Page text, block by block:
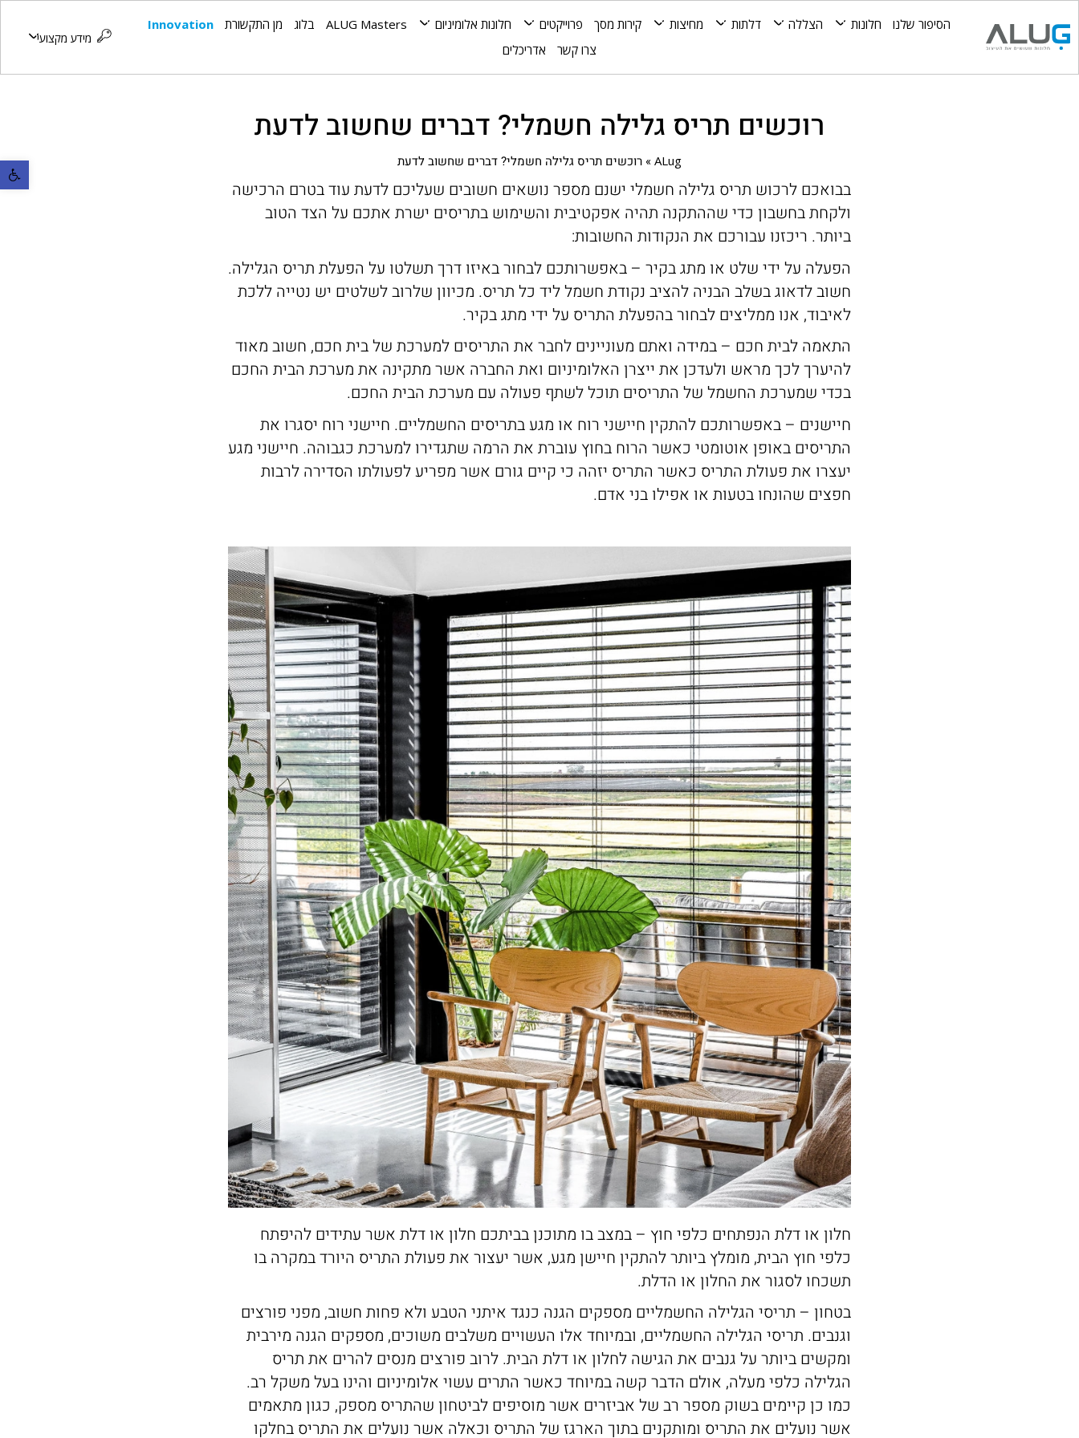
פתח
הסיפור שלנו חלונות הצללה דלתות מחיצות קירות מסך פרוייקטים חלונות אלומיניום ALUG Masters בלוג מן התקשורת
Innovation
צרו קשר
אדריכלים
מידע מקצועי
רוכשים תריס גלילה חשמלי? דברים שחשוב לדעת
ALug
» רוכשים תריס גלילה חשמלי? דברים שחשוב לדעת
בבואכם לרכוש תריס גלילה חשמלי ישנם מספר נושאים חשובים שעליכם לדעת עוד בטרם הרכישה
ולקחת בחשבון כדי שההתקנה תהיה אפקטיבית והשימוש בתריסים ישרת אתכם על הצד הטוב
ביותר. ריכזנו עבורכם את הנקודות החשובות:
הפעלה על ידי שלט או מתג בקיר – באפשרותכם לבחור באיזו דרך תשלטו על הפעלת תריס הגלילה.
חשוב לדאוג בשלב הבניה להציב נקודת חשמל ליד כל תריס. מכיוון שלרוב לשלטים יש נטייה ללכת
לאיבוד, אנו ממליצים לבחור בהפעלת התריס על ידי מתג בקיר.
התאמה לבית חכם – במידה ואתם מעוניינים לחבר את התריסים למערכת של בית חכם, חשוב מאוד
להיערך לכך מראש ולעדכן את ייצרן האלומיניום ואת החברה אשר מתקינה את מערכת הבית החכם
בכדי שמערכת החשמל של התריסים תוכל לשתף פעולה עם מערכת הבית החכם.
חיישנים – באפשרותכם להתקין חיישני רוח או מגע בתריסים החשמליים. חיישני רוח יסגרו את
התריסים באופן אוטומטי כאשר הרוח בחוץ עוברת את הרמה שתגדירו למערכת כגבוהה. חיישני מגע
יעצרו את פעולת התריס כאשר התריס יזהה כי קיים גורם אשר מפריע לפעולתו הסדירה לרבות
חפצים שהונחו בטעות או אפילו בני אדם.
חלון או דלת הנפתחים כלפי חוץ – במצב בו מתוכנן בביתכם חלון או דלת אשר עתידים להיפתח
כלפי חוץ הבית, מומלץ ביותר להתקין חיישן מגע, אשר יעצור את פעולת התריס היורד במקרה בו
תשכחו לסגור את החלון או הדלת.
בטחון – תריסי הגלילה החשמליים מספקים הגנה כנגד איתני הטבע ולא פחות חשוב, מפני פורצים
וגנבים. תריסי הגלילה החשמליים, ובמיוחד אלו העשויים משלבים משוכים, מספקים הגנה מירבית
ומקשים ביותר על גנבים את הגישה לחלון או דלת הבית. לרוב פורצים מנסים להרים את תריס
הגלילה כלפי מעלה, אולם הדבר קשה במיוחד כאשר התרים עשוי אלומיניום והינו בעל משקל רב.
כמו כן קיימים בשוק מספר רב של אביזרים אשר מוסיפים לביטחון שהתריס מספק, כגון מתאמים
אשר נועלים את התריס ומותקנים בתוך הארגז של התריס וכאלה אשר נועלים את התריס בחלקו